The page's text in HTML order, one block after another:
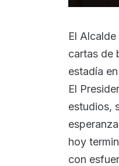
El
cartas de
estadía
El
estudios,
hoy
con